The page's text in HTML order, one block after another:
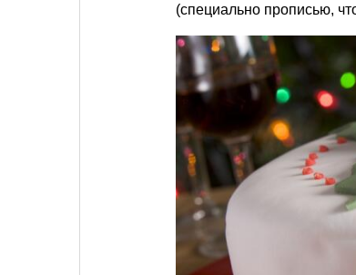
(специально прописью,